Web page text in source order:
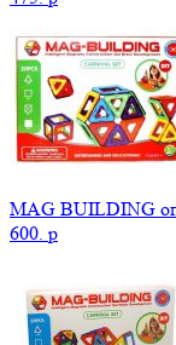
MAG BUILDING
600. p